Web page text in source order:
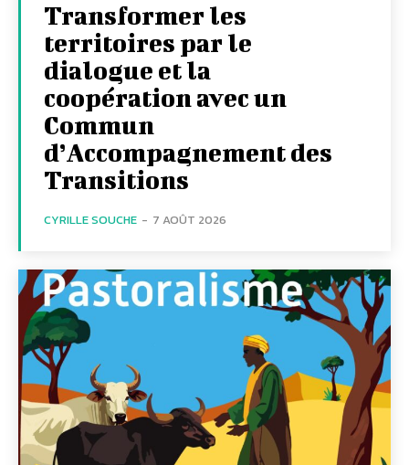
Transformer les
territoires par le
dialogue et la
coopération avec un
Commun
d’Accompagnement des
Transitions
CYRILLE SOUCHE - 7 AOÛT 2026